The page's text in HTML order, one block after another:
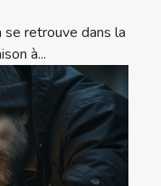
se retrouve dans la
à...